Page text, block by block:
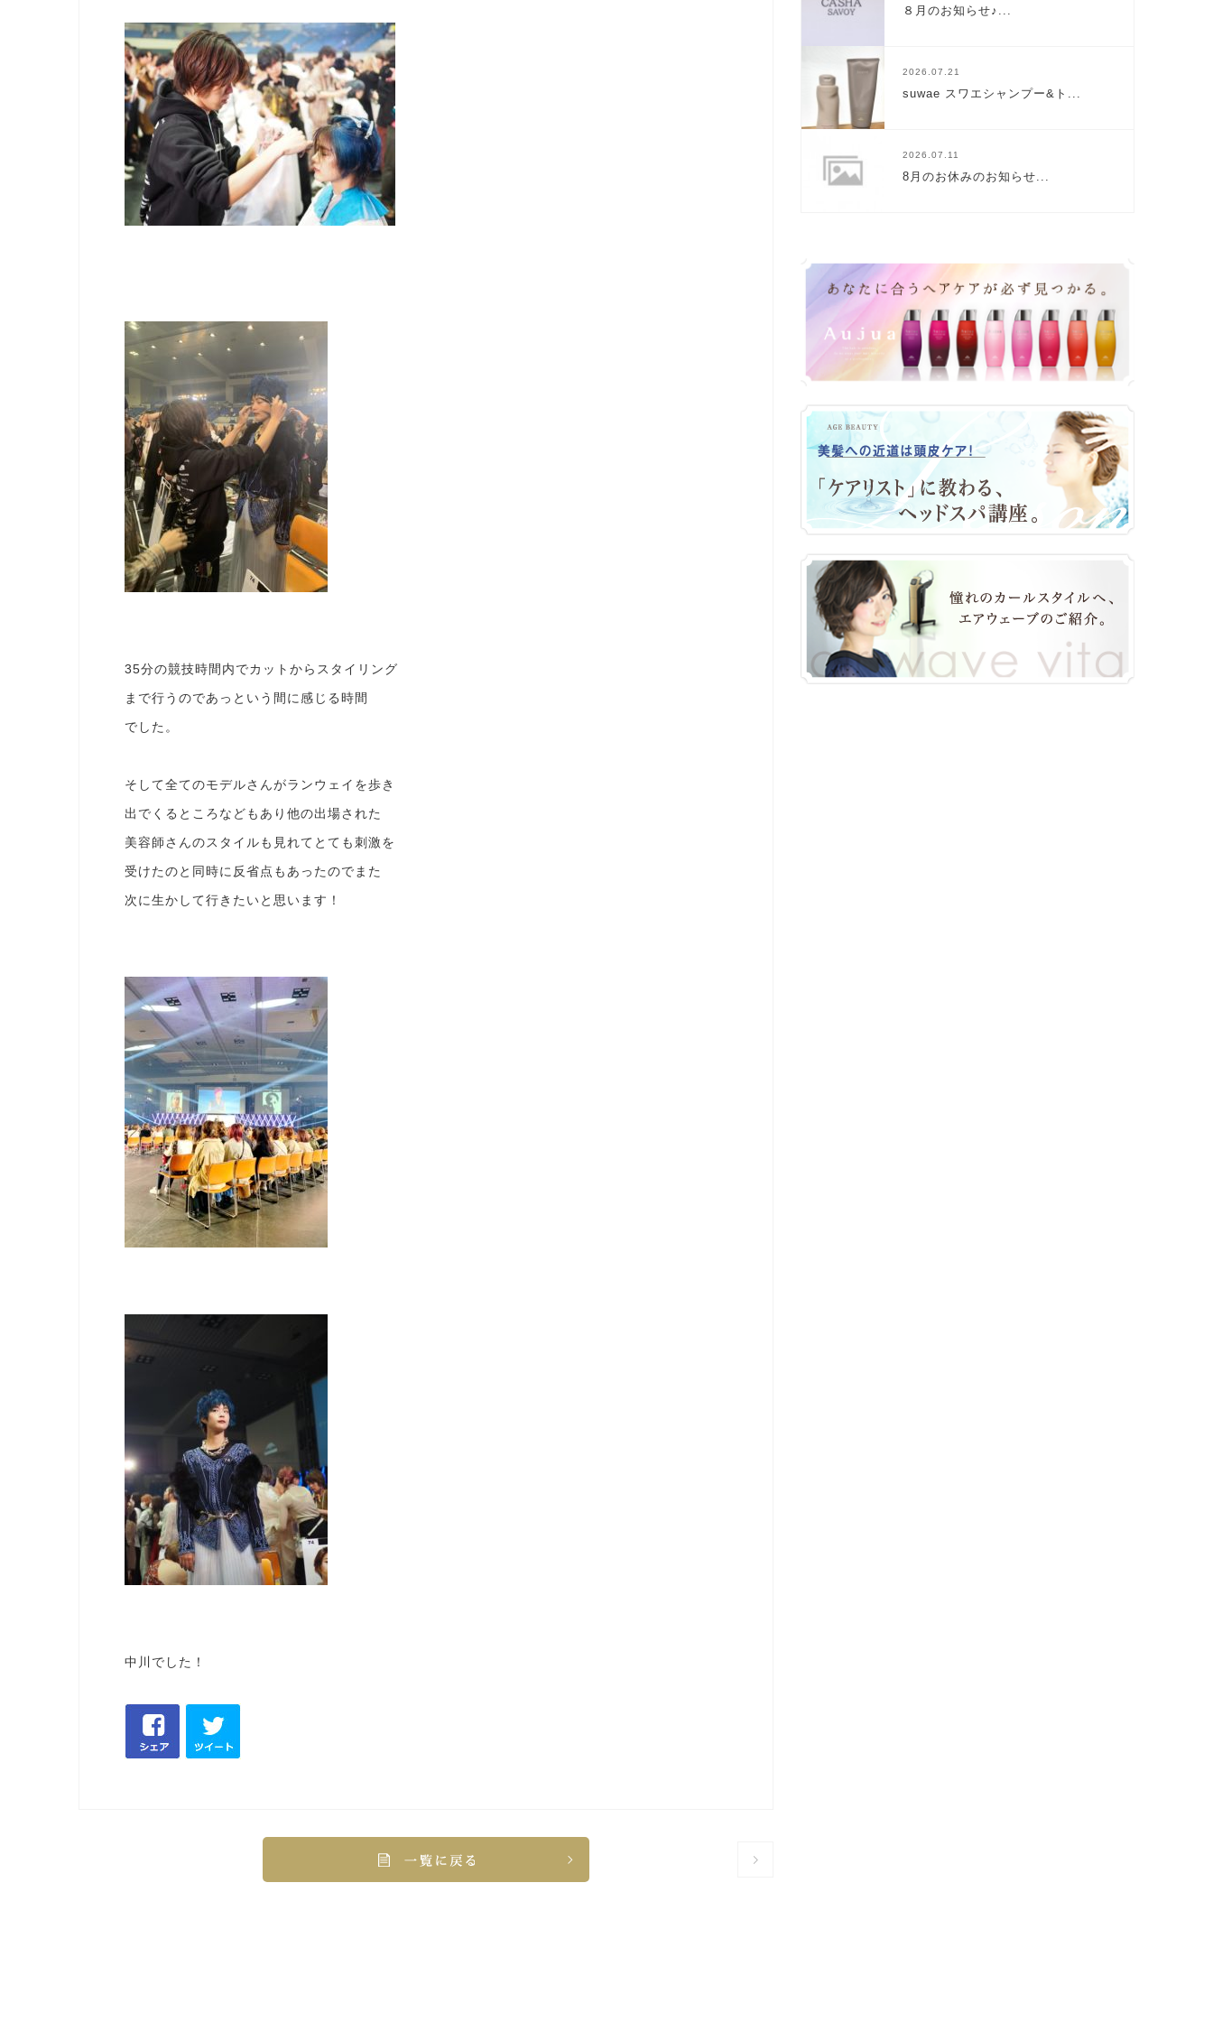
35分の競技時間内でカットからスタイリング
まで行うのであっという間に感じる時間
でした。
そして全てのモデルさんがランウェイを歩き
出でくるところなどもあり他の出場された
美容師さんのスタイルも見れてとても刺激を
受けたのと同時に反省点もあったのでまた
次に生かして行きたいと思います！
中川でした！
８月のお知らせ♪...
2026.07.21
suwae スワエシャンプー&ト...
2026.07.11
8月のお休みのお知らせ...